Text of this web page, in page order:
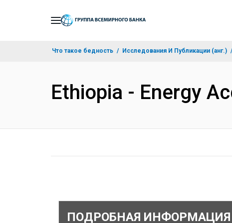
Что такое бедность Исследования И Публикации (анг.)
Ethiopia - Energy
ПОДРОБНАЯ ИНФОРМАЦИЯ